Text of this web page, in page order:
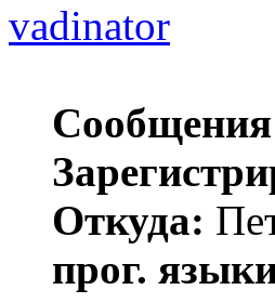
vadinator
Откуда:
прог.